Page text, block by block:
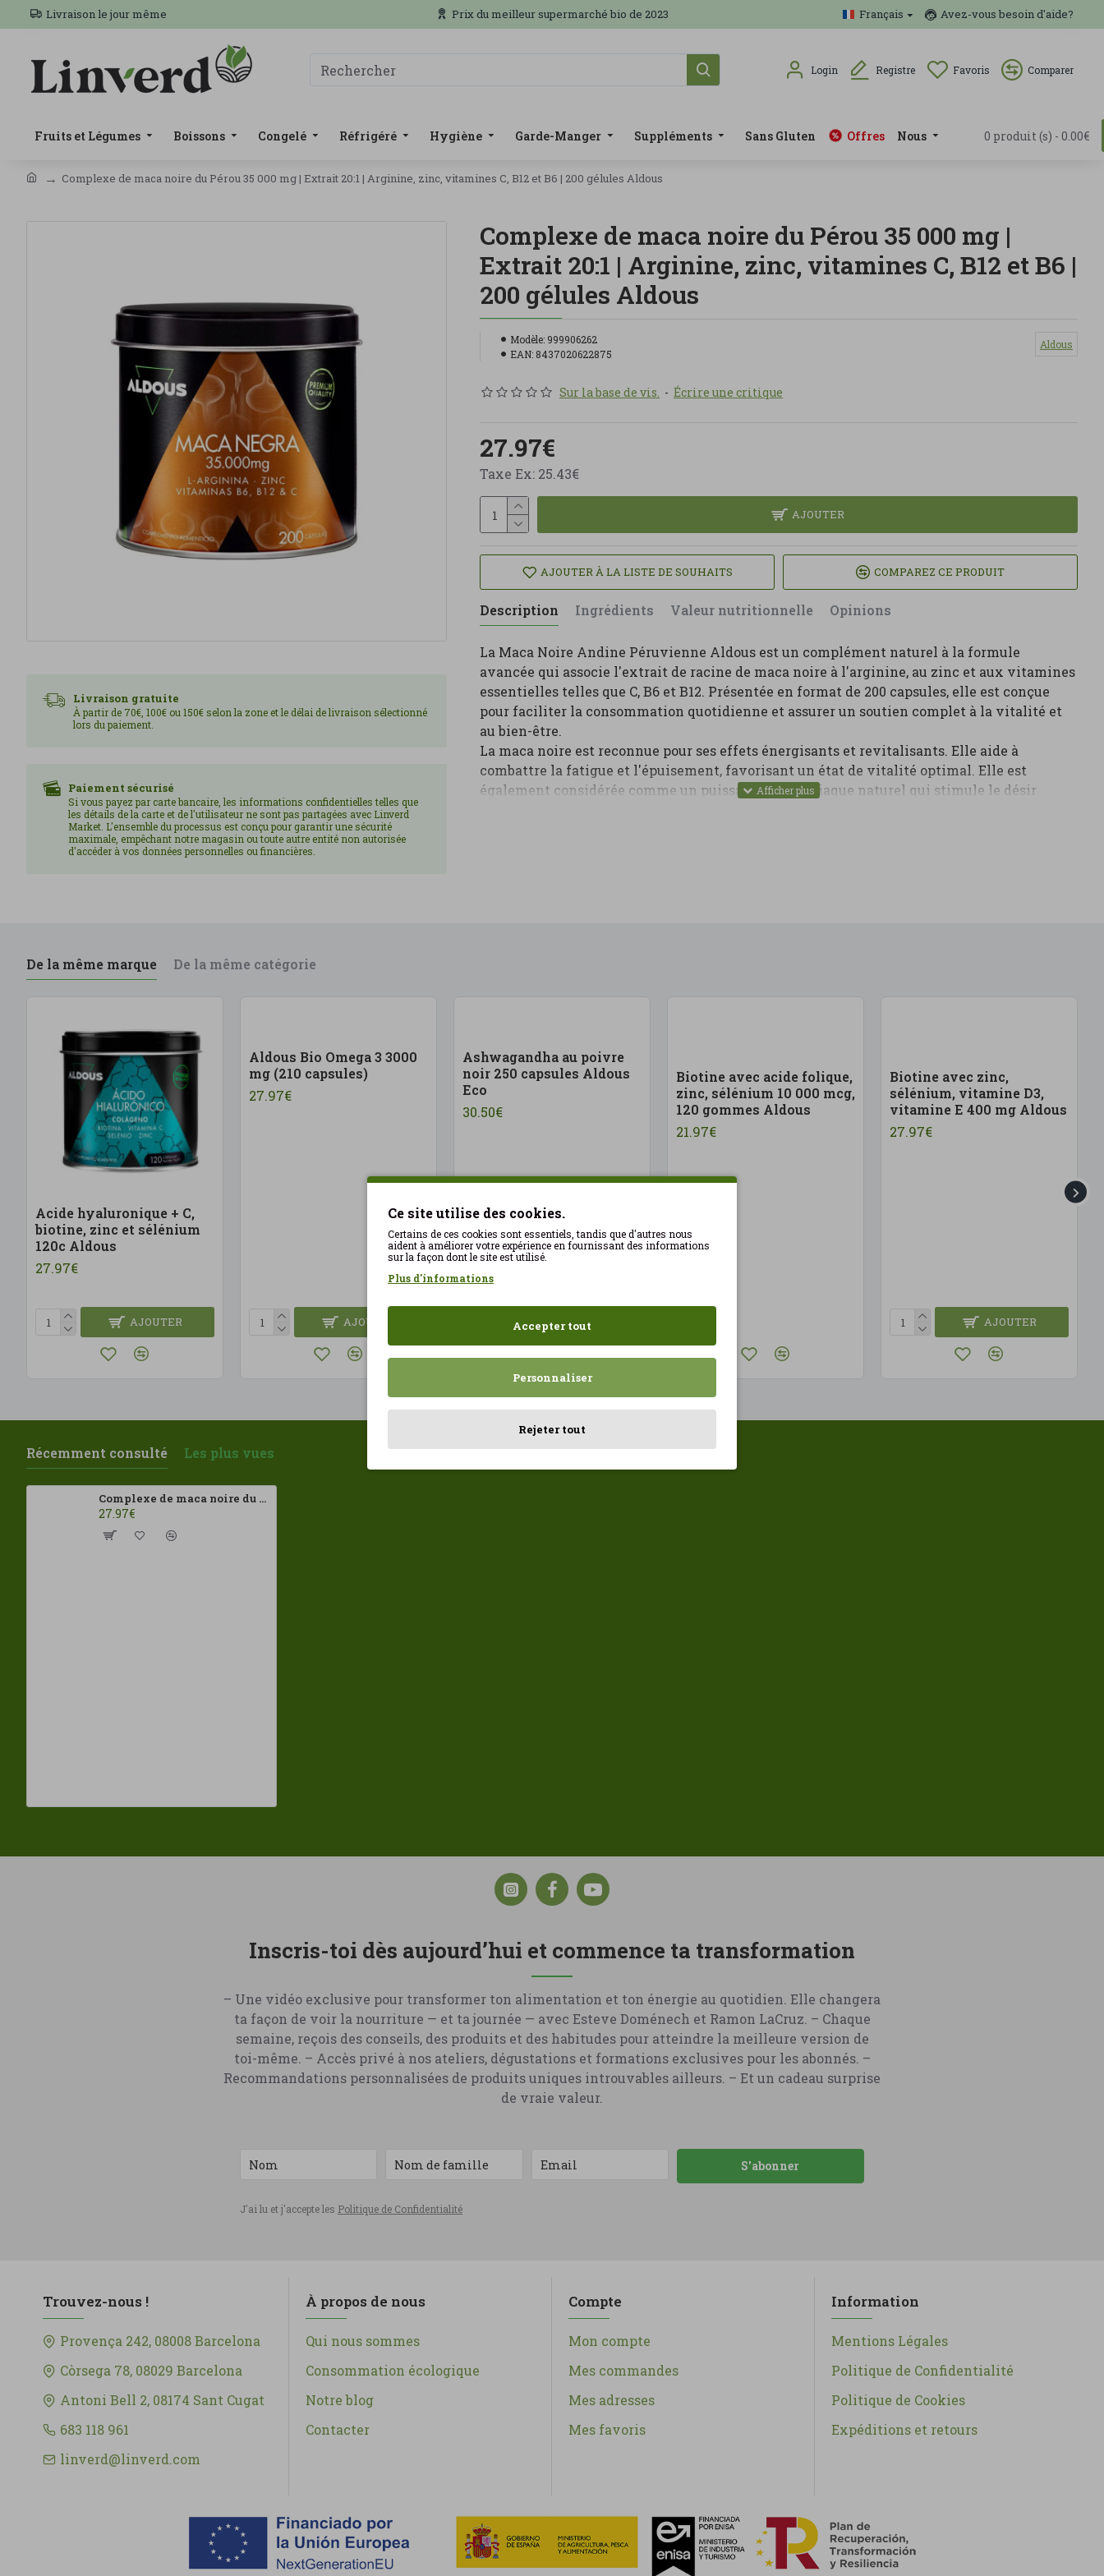
Livraison le jour même Prix du meilleur supermarché bio de 2023 Français Avez-vous besoin d'aide?
Login Registre Favoris Comparer
Fruits et Légumes Boissons Congelé Réfrigéré Hygiène Garde-Manger Suppléments Sans Gluten Offres Nous 0 produit (s) - 0.00€
Complexe de maca noire du Pérou 35 000 mg | Extrait 20:1 | Arginine, zinc, vitamines C, B12 et B6 | 200 gélules Aldous
Livraison gratuite
À partir de 70€, 100€ ou 150€ selon la zone et le délai de livraison sélectionné
lors du paiement.
Paiement sécurisé
Si vous payez par carte bancaire, les informations confidentielles telles que
les détails de la carte et de l'utilisateur ne sont pas partagées avec Linverd
Market. L'ensemble du processus est conçu pour garantir une sécurité
maximale, empêchant notre magasin ou toute autre entité non autorisée
d'accéder à vos données personnelles ou financières.
Complexe de maca noire du Pérou 35 000 mg |
Extrait 20:1 | Arginine, zinc, vitamines C, B12 et B6 |
200 gélules Aldous
Modèle: 999906262
EAN: 8437020622875
Aldous
Sur la base de vis. - Écrire une critique
27.97€
Taxe Ex: 25.43€
AJOUTER
AJOUTER À LA LISTE DE SOUHAITS COMPAREZ CE PRODUIT
Description Ingrédients Valeur nutritionnelle Opinions
La Maca Noire Andine Péruvienne Aldous est un complément naturel à la formule
avancée qui associe l'extrait de racine de maca noire à l'arginine, au zinc et aux vitamines
essentielles telles que C, B6 et B12. Présentée en format de 200 capsules, elle est conçue
pour faciliter la consommation quotidienne et assurer un soutien complet à la vitalité et
au bien-être.
La maca noire est reconnue pour ses effets énergisants et revitalisants. Elle aide à
combattre la fatigue et l'épuisement, favorisant un état de vitalité optimal. Elle est
également considérée comme un puissant aphrodisiaque naturel qui stimule le désir
De la même marque
De la même catégorie
Acide hyaluronique + C,
biotine, zinc et sélénium
120c Aldous
27.97€
AJOUTER
Aldous Bio Omega 3 3000
mg (210 capsules)
27.97€
AJOUTER
Ashwagandha au poivre
noir 250 capsules Aldous
Eco
30.50€
AJOUTER
Biotine avec acide folique,
zinc, sélénium 10 000 mcg,
120 gommes Aldous
21.97€
Biotine avec zinc,
sélénium, vitamine D3,
vitamine E 400 mg Aldous
27.97€
AJOUTER
Récemment consulté Les plus vues
Complexe de maca noire du Pérou 35 000 mg | Extrait 20:1 | Arginine, zinc, vitamines C, B12 et B6 | 200 gélules Aldous
27.97€
Inscris-toi dès aujourd’hui et commence ta transformation
– Une vidéo exclusive pour transformer ton alimentation et ton énergie au quotidien. Elle changera
ta façon de voir la nourriture — et ta journée — avec Esteve Doménech et Ramon LaCruz. – Chaque
semaine, reçois des conseils, des produits et des habitudes pour atteindre la meilleure version de
toi-même. – Accès privé à nos ateliers, dégustations et formations exclusives pour les abonnés. –
Recommandations personnalisées de produits uniques introuvables ailleurs. – Et un cadeau surprise
de vraie valeur.
S'abonner
J'ai lu et j'accepte les Politique de Confidentialité
Trouvez-nous !
Provença 242, 08008 Barcelona
Còrsega 78, 08029 Barcelona
Antoni Bell 2, 08174 Sant Cugat
683 118 961
linverd@linverd.com
À propos de nous
Qui nous sommes
Consommation écologique
Notre blog
Contacter
Compte
Mon compte
Mes commandes
Mes adresses
Mes favoris
Information
Mentions Légales
Politique de Confidentialité
Politique de Cookies
Expéditions et retours
Ce site utilise des cookies.
Certains de ces cookies sont essentiels, tandis que d'autres nous
aident à améliorer votre expérience en fournissant des informations
sur la façon dont le site est utilisé.
Plus d'informations
Accepter tout
Personnaliser
Rejeter tout